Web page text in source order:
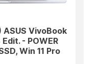
ASUS VivoBook
Edit. - POWER
Win 11 Pro